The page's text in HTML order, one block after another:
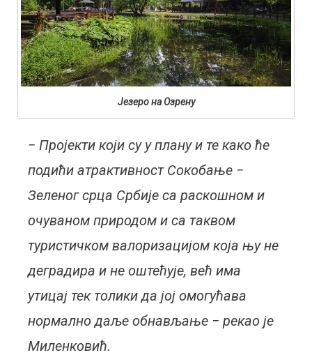
Језеро на Озрену
− Пројекти који су у плану и те како ће
подићи атрактивност Сокобање −
Зеленог срца Србије са раскошном и
очуваном природом и са таквом
туристичком валоризацијом која њу не
деградира и не оштећује, већ има
утицај тек толики да јој омогућава
нормално даље обнављање − рекао је
Миленковић.